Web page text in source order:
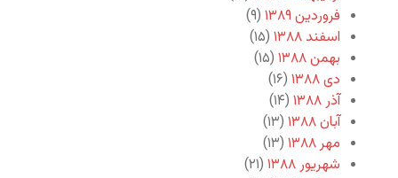
فروردین ۱۳۸۹
(۹)
اسفند ۱۳۸۸
(۱۵)
بهمن ۱۳۸۸
(۱۵)
دی ۱۳۸۸
(۱۶)
آذر ۱۳۸۸
(۱۴)
آبان ۱۳۸۸
(۱۳)
مهر ۱۳۸۸
(۱۳)
شهریور ۱۳۸۸
(۲۱)